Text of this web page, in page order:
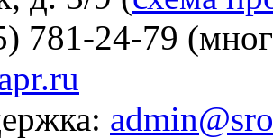
781-24-79